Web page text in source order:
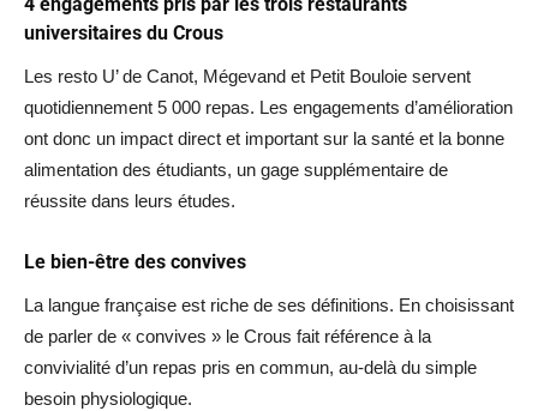
universitaires du Crous
Les resto U’ de Canot, Mégevand et Petit Bouloie servent
quotidiennement 5 000 repas. Les engagements d’amélioration
ont donc un impact direct et important sur la santé et la bonne
alimentation des étudiants, un gage supplémentaire de
réussite dans leurs études.
Le bien-être des convives
La langue française est riche de ses définitions. En choisissant
de parler de « convives » le Crous fait référence à la
convivialité d’un repas pris en commun, au-delà du simple
besoin physiologique.